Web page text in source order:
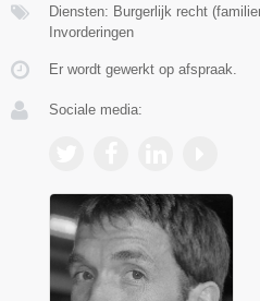
Diensten: Burgerlijk recht
Invorderingen
Er wordt gewerkt op afspraak.
Sociale media: